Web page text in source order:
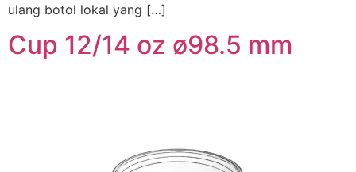
ulang botol lokal yang […]
Cup 12/14 oz ø98.5 mm